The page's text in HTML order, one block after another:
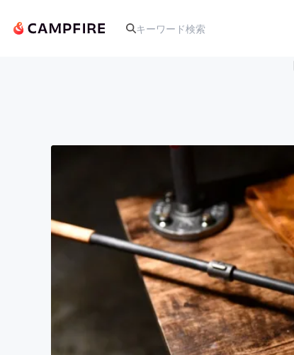
テクノロジー・ガジェット
映像・映画
ビジネス・起業
まちづくり・地域活性化